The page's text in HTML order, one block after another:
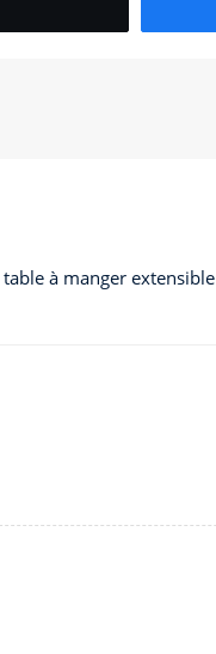
table à manger extensible